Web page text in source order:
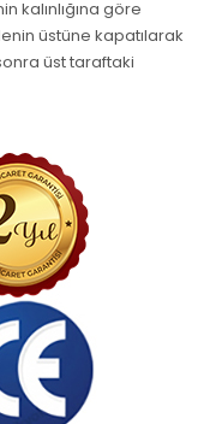
kalınlığına göre
üstüne kapatılarak
üst taraftaki